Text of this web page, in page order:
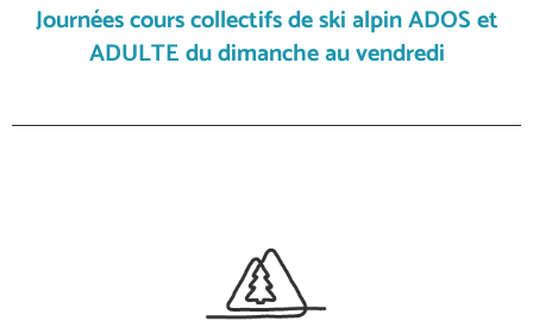
Journées cours collectifs de ski alpin ADOS et
ADULTE du dimanche au vendredi